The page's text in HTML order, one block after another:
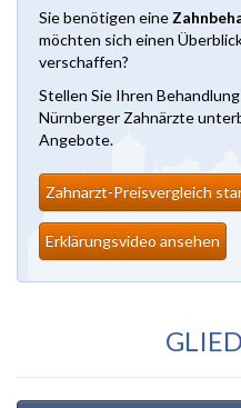
Sie benötigen eine
möchten sich einen
verschaffen?
Stellen Sie Ihren
Nürnberger Zahnärzte
Angebote.
Zahnarzt-Preisvergleich
Erklärungsvideo ansehen